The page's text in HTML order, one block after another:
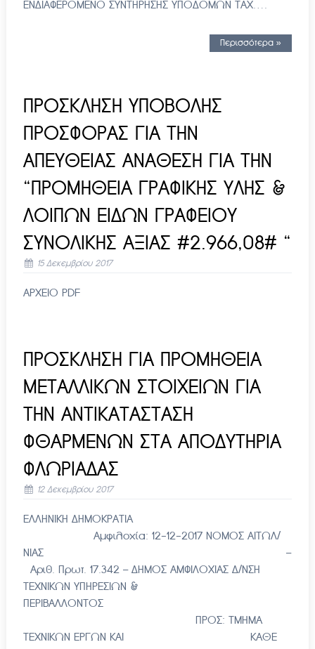
ΕΝΔΙΑΦΕΡΟΜΕΝΟ ΣΥΝΤΗΡΗΣΗΣ ΥΠΟΔΟΜΩΝ ΤΑΧ….
Περισσότερα »
ΠΡΟΣΚΛΗΣΗ ΥΠΟΒΟΛΗΣ
ΠΡΟΣΦΟΡΑΣ ΓΙΑ ΤΗΝ
ΑΠΕΥΘΕΙΑΣ ΑΝΑΘΕΣΗ ΓΙΑ ΤΗΝ
“ΠΡΟΜΗΘΕΙΑ ΓΡΑΦΙΚΗΣ ΥΛΗΣ &
ΛΟΙΠΩΝ ΕΙΔΩΝ ΓΡΑΦΕΙΟΥ
ΣΥΝΟΛΙΚΗΣ ΑΞΙΑΣ #2.966,08# “
15 Δεκεμβρίου 2017
ΑΡΧΕΙΟ PDF
ΠΡΟΣΚΛΗΣΗ ΓΙΑ ΠΡΟΜΗΘΕΙΑ
ΜΕΤΑΛΛΙΚΩΝ ΣΤΟΙΧΕΙΩΝ ΓΙΑ
ΤΗΝ ΑΝΤΙΚΑΤΑΣΤΑΣΗ
ΦΘΑΡΜΕΝΩΝ ΣΤΑ ΑΠΟΔΥΤΗΡΙΑ
ΦΛΩΡΙΑΔΑΣ
12 Δεκεμβρίου 2017
ΕΛΛΗΝΙΚΗ ΔΗΜΟΚΡΑΤΙΑ
Αμφιλοχία: 12-12-2017 ΝΟΜΟΣ ΑΙΤΩΛ/
ΝΙΑΣ –
Αριθ. Πρωτ. 17.342 – ΔΗΜΟΣ ΑΜΦΙΛΟΧΙΑΣ Δ/ΝΣΗ
ΤΕΧΝΙΚΩΝ ΥΠΗΡΕΣΙΩΝ &
ΠΕΡΙΒΑΛΛΟΝΤΟΣ
ΠΡΟΣ: ΤΜΗΜΑ
ΤΕΧΝΙΚΩΝ ΕΡΓΩΝ ΚΑΙ ΚΑΘΕ